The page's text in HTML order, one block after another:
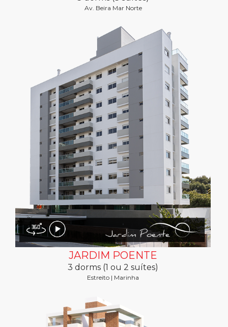
Av. Beira Mar Norte
JARDIM POENTE
3 dorms (1 ou 2 suítes)
Estreito | Marinha